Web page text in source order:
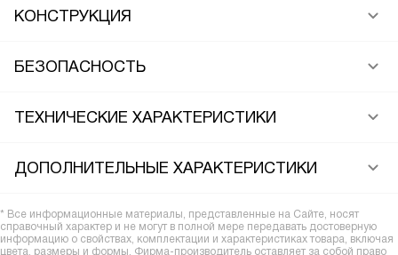
КОНСТРУКЦИЯ
БЕЗОПАСНОСТЬ
ТЕХНИЧЕСКИЕ ХАРАКТЕРИСТИКИ
ДОПОЛНИТЕЛЬНЫЕ ХАРАКТЕРИСТИКИ
* Все информационные материалы, представленные на Сайте, носят
справочный характер и не могут в полной мере передавать достоверную
информацию о свойствах, комплектации и характеристиках товара, включая
цвета, размеры и формы. Фирма-производитель оставляет за собой право